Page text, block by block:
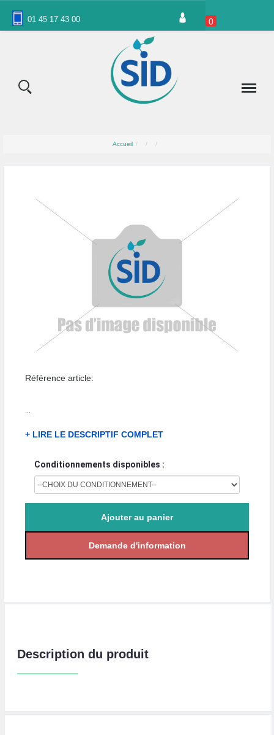
01 45 17 43 00 0
Accueil
Référence article:
+ LIRE LE DESCRIPTIF COMPLET
Conditionnements disponibles :
Description du produit